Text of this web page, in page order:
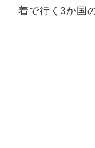
ボン
着で行く3か国